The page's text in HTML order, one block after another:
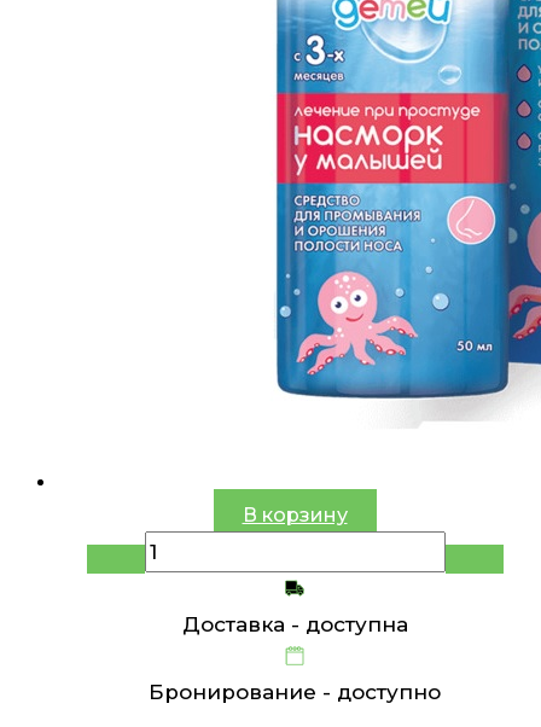
В корзину
Доставка - доступна
Бронирование - доступно